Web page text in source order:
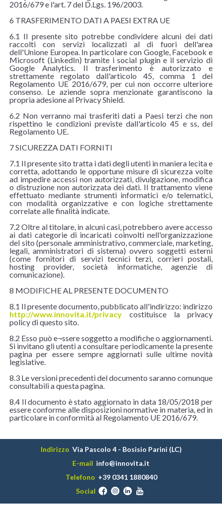
2016/679 e l'art. 7 del D.Lgs. 196/2003.
6 TRASFERIMENTO DATI A PAESI EXTRA UE
6.1 Il presente sito potrebbe condividere alcuni dei dati
raccolti con servizi localizzati al di fuori dell'area
dell'Unione Europea. In particolare con Google, Facebook e
Microsoft (LinkedIn) tramite i social plugin e il servizio di
Google Analytics. Il trasferimento è autorizzato e
strettamente regolato dall'articolo 45, comma 1 del
Regolamento UE 2016/679, per cui non occorre ulteriore
consenso. Le aziende sopra menzionate garantiscono la
propria adesione al Privacy Shield.
6.2 Non verranno mai trasferiti dati a Paesi terzi che non
rispettino le condizioni previste dall'articolo 45 e ss, del
Regolamento UE.
7 SICUREZZA DATI FORNITI
7.1 Il presente sito tratta i dati degli utenti in maniera lecita e
corretta, adottando le opportune misure di sicurezza volte
ad impedire accessi non autorizzati, divulgazione, modifica
o distruzione non autorizzata dei dati. Il trattamento viene
effettuato mediante strumenti informatici e/o telematici,
con modalità organizzative e con logiche strettamente
correlate alle finalità indicate.
7.2 Oltre al titolare, in alcuni casi, potrebbero avere accesso
ai dati categorie di incaricati coinvolti nell'organizzazione
del sito (personale amministrativo, commerciale, marketing,
legali, amministratori di sistema) ovvero soggetti esterni
(come fornitori di servizi tecnici terzi, corrieri postali,
hosting provider, società informatiche, agenzie di
comunicazione).
8 MODIFICHE AL PRESENTE DOCUMENTO
8.1 Il presente documento, pubblicato all'indirizzo: indirizzo
http://www.innovita.it/privacy costituisce la privacy
policy di questo sito.
8.2 Esso può e¬ssere soggetto a modifiche o aggiornamenti.
Si invitano gli utenti a consultare periodicamente la presente
pagina per essere sempre aggiornati sulle ultime novità
legislative.
8.3 Le versioni precedenti del documento saranno comunque
consultabili a questa pagina.
8.4 Il documento è stato aggiornato in data 18/05/2018 per
essere conforme alle disposizioni normative in materia, ed in
particolare in conformità al Regolamento UE 2016/679.
Indirizzo Via Pascolo 4 - Bosisio Parini (LC)
E-mail info@innovita.it
Telefono +39 0341 1880840
Social